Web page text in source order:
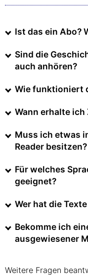
Ist das ein Abo?
Sind die
auch anhören?
Wie funktioniert
Wann erhalte
Muss ich etwas
Reader besitzen?
Für welches
geeignet?
Wer hat die
Bekomme ich
ausgewiesener
Weitere Fragen